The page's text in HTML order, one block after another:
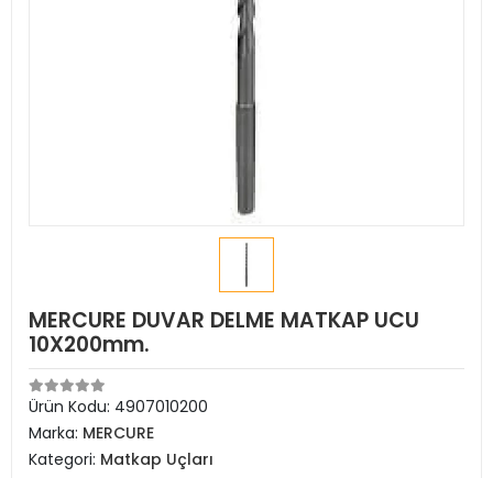
MERCURE DUVAR DELME MATKAP UCU
10X200mm.
Ürün Kodu: 4907010200
Marka: MERCURE
Kategori: Matkap Uçları